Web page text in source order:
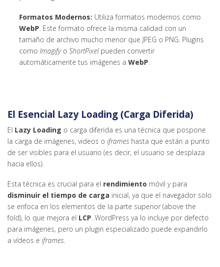
Formatos Modernos: Utiliza formatos modernos como
WebP. Este formato ofrece la misma calidad con un
tamaño de archivo mucho menor que JPEG o PNG. Plugins
como Imagifyo ShortPixelpueden convertir
automáticamente tus imágenes a WebP.
El Esencial Lazy Loading (Carga Diferida)
El Lazy Loading o carga diferida es una técnica que pospone
la carga de imágenes, videos o iframes hasta que están a punto
de ser visibles para el usuario (es decir, el usuario se desplaza
hacia ellos).
Esta técnica es crucial para el rendimiento móvil y para
disminuir el tiempo de carga inicial, ya que el navegador solo
se enfoca en los elementos de la parte superior (above the
fold), lo que mejora el LCP. WordPress ya lo incluye por defecto
para imágenes, pero un plugin especializado puede expandirlo
a vídeos e iframes.